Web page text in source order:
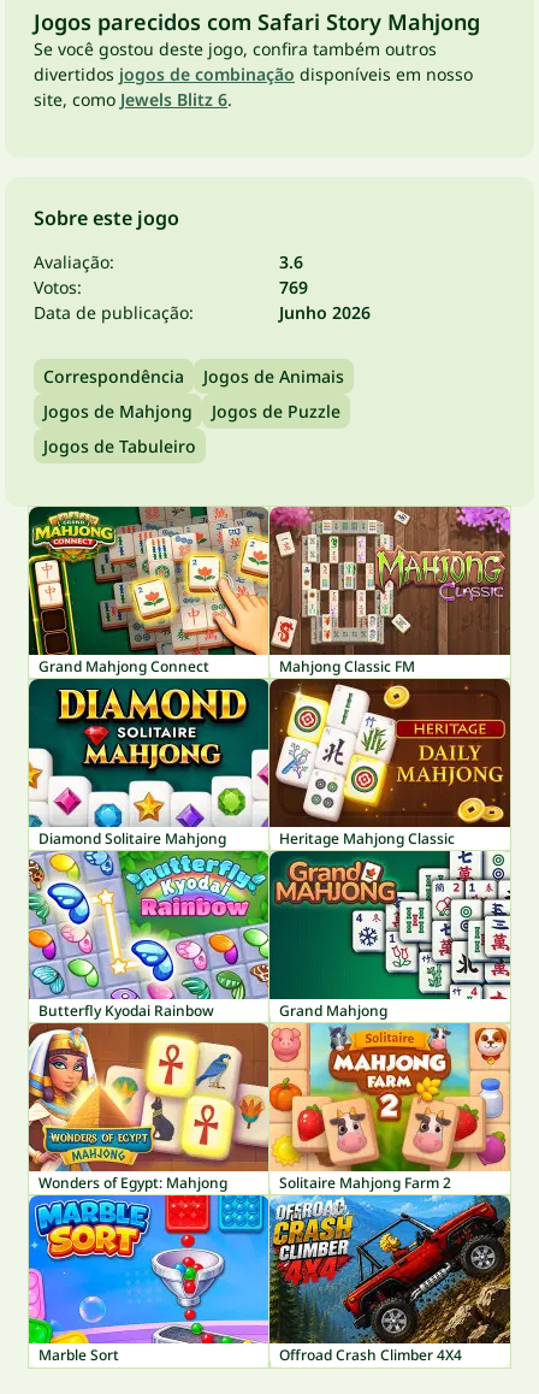
Jogos parecidos com Safari Story Mahjong
Se você gostou deste jogo, confira também outros
divertidos jogos de combinação disponíveis em nosso
site, como Jewels Blitz 6.
Sobre este jogo
Avaliação:
3.6
Votos:
769
Data de publicação:
Junho 2026
Correspondência
Jogos de Animais
Jogos de Mahjong
Jogos de Puzzle
Jogos de Tabuleiro
Grand Mahjong Connect Mahjong Classic FM
Diamond Solitaire Mahjong Heritage Mahjong Classic
Butterfly Kyodai Rainbow Grand Mahjong
Wonders of Egypt: Mahjong Solitaire Mahjong Farm 2
Marble Sort Offroad Crash Climber 4X4